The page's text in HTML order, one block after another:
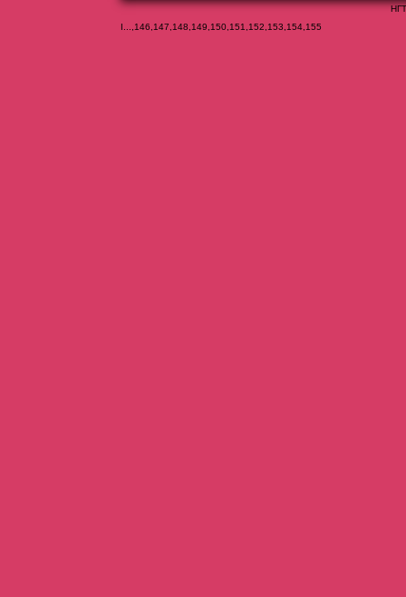
I
146 147 148 149 150 151 152 153 154 155